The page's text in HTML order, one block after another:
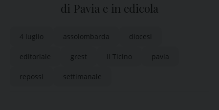
di Pavia e in edicola
4 luglio assolombarda diocesi
editoriale grest Il Ticino pavia
repossi settimanale